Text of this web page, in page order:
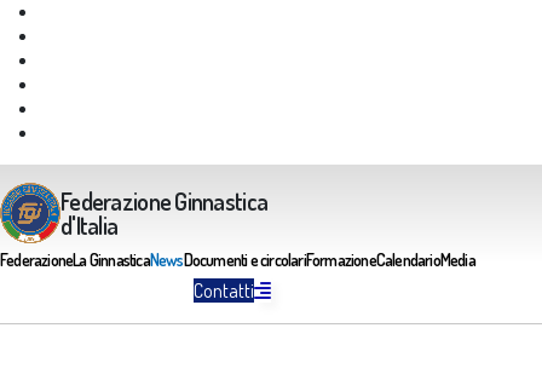
Federazione Ginnastica
d'Italia
FederazioneLa GinnasticaNewsDocumenti e circolariFormazioneCalendarioMedia
Contatti